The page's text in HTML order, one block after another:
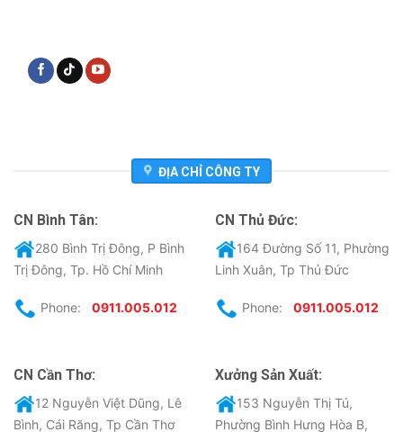
ĐỊA CHỈ CÔNG TY
CN Bình Tân:
280 Bình Trị Đông, P Bình
Trị Đông, Tp. Hồ Chí Minh
Phone: 0911.005.012
CN Thủ Đức:
164 Đường Số 11, Phường
Linh Xuân, Tp Thủ Đức
Phone: 0911.005.012
CN Cần Thơ:
12 Nguyễn Việt Dũng, Lê
Bình, Cái Răng, Tp Cần Thơ
Xưởng Sản Xuất:
153 Nguyễn Thị Tú,
Phường Bình Hưng Hòa B,